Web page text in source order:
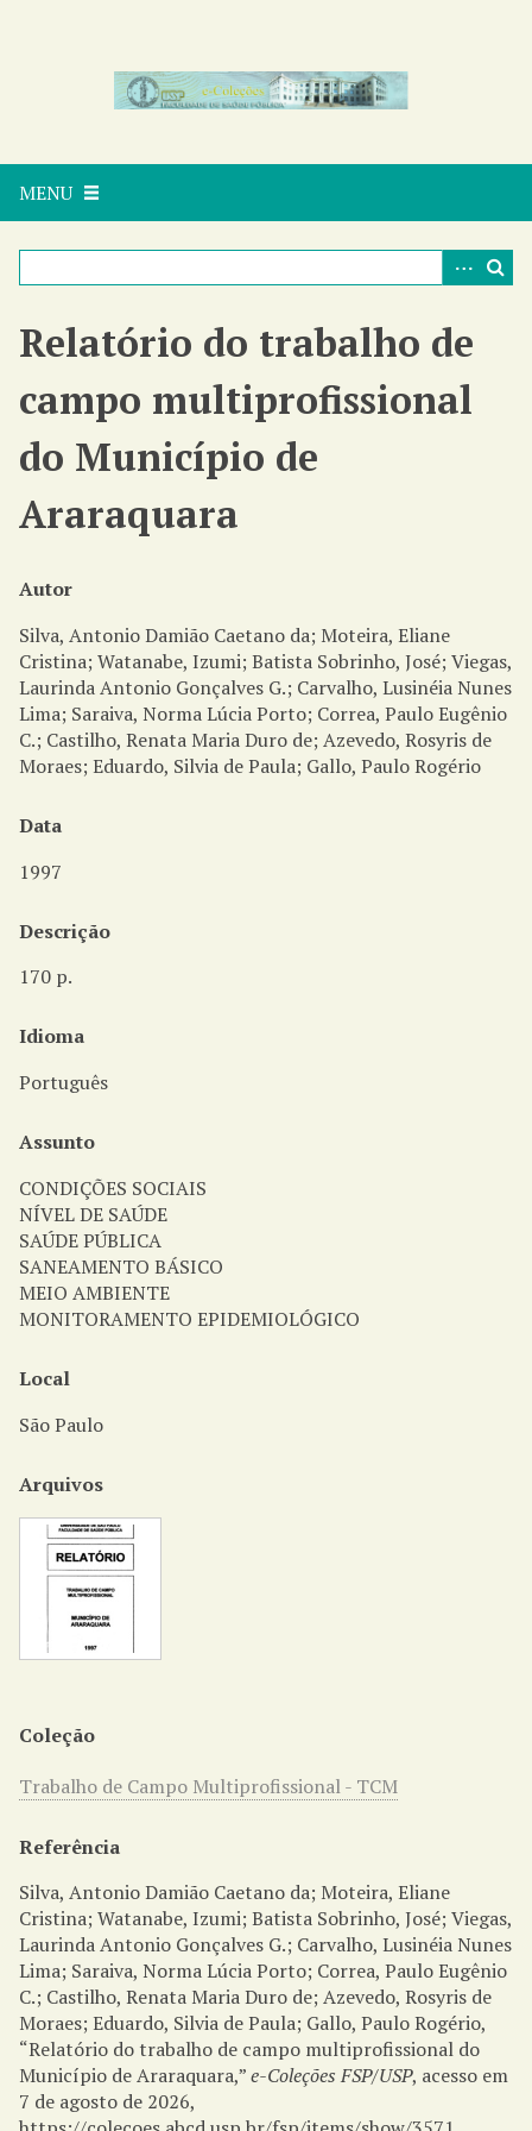
a
a
MENU
Relatório do trabalho de
campo multiprofissional
do Município de
Araraquara
Autor
Silva, Antonio Damião Caetano da; Moteira, Eliane
Cristina; Watanabe, Izumi; Batista Sobrinho, José; Viegas,
Laurinda Antonio Gonçalves G.; Carvalho, Lusinéia Nunes
Lima; Saraiva, Norma Lúcia Porto; Correa, Paulo Eugênio
C.; Castilho, Renata Maria Duro de; Azevedo, Rosyris de
Moraes; Eduardo, Silvia de Paula; Gallo, Paulo Rogério
Data
1997
Descrição
170 p.
Idioma
Português
Assunto
CONDIÇÕES SOCIAIS
NÍVEL DE SAÚDE
SAÚDE PÚBLICA
SANEAMENTO BÁSICO
MEIO AMBIENTE
MONITORAMENTO EPIDEMIOLÓGICO
Local
São Paulo
Arquivos
Coleção
Trabalho de Campo Multiprofissional - TCM
Referência
Silva, Antonio Damião Caetano da; Moteira, Eliane
Cristina; Watanabe, Izumi; Batista Sobrinho, José; Viegas,
Laurinda Antonio Gonçalves G.; Carvalho, Lusinéia Nunes
Lima; Saraiva, Norma Lúcia Porto; Correa, Paulo Eugênio
C.; Castilho, Renata Maria Duro de; Azevedo, Rosyris de
Moraes; Eduardo, Silvia de Paula; Gallo, Paulo Rogério,
“Relatório do trabalho de campo multiprofissional do
Município de Araraquara,”e-Coleções FSP/USP, acesso em
7 de agosto de 2026,